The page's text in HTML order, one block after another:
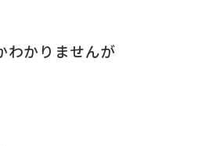
わかりませんが